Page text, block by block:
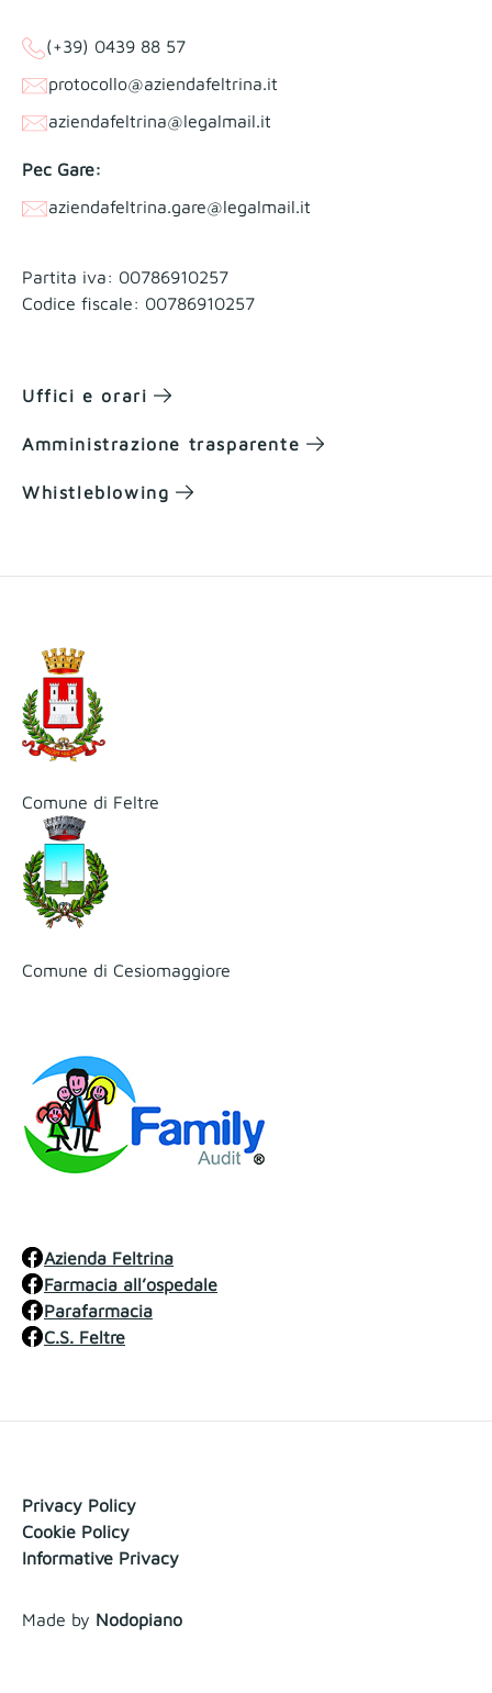
(+39) 0439 88 57
protocollo@aziendafeltrina.it
aziendafeltrina@legalmail.it
Pec Gare:
aziendafeltrina.gare@legalmail.it
Partita iva: 00786910257
Codice fiscale: 00786910257
Uffici e orari
Amministrazione trasparente
Whistleblowing
Comune di Feltre
Comune di Cesiomaggiore
Azienda Feltrina
Farmacia all’ospedale
Parafarmacia
C.S. Feltre
Privacy Policy
Cookie Policy
Informative Privacy
Made by Nodopiano